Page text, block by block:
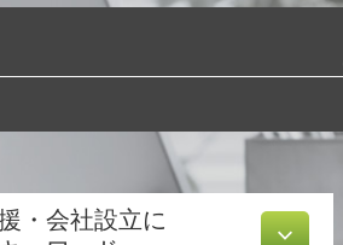
・会社設立に